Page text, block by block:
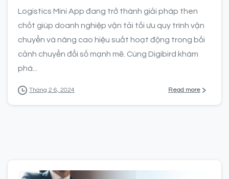
Logistics Mini App đang trở thành giải pháp then
chốt giúp doanh nghiệp vận tải tối ưu quy trình vận
chuyển và nâng cao hiệu suất hoạt động trong bối
cảnh chuyển đổi số mạnh mẽ. Cùng Digibird khám
phá...
Tháng 2 6, 2024 Read more